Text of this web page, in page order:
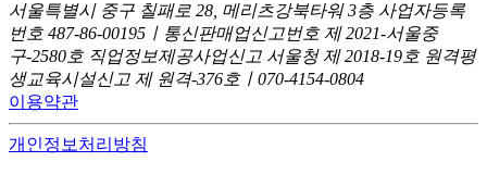
서울특별시 중구 칠패로 28, 메리츠강북타워 3층 사업자등록
번호 487-86-00195ㅣ통신판매업신고번호 제 2021-서울중
구-2580호 직업정보제공사업신고 서울청 제 2018-19호 원격평
생교육시설신고 제 원격-376호ㅣ070-4154-0804
이용약관
개인정보처리방침